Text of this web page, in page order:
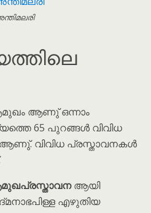
ആണു് ഒന്നാം
65 പുറങ്ങൾ വിവിധ
വിവിധ പ്രസ്താവനകൾ
ആമുഖപ്രസ്താവനആയി
എഴുതിയ